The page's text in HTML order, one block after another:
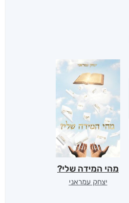
מהי המידה שלי?
יצחק עמראני